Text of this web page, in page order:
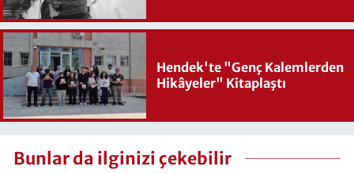
Hendek'te "Genç Kalemlerden
Hikâyeler" Kitaplaştı
Bunlar da ilginizi çekebilir